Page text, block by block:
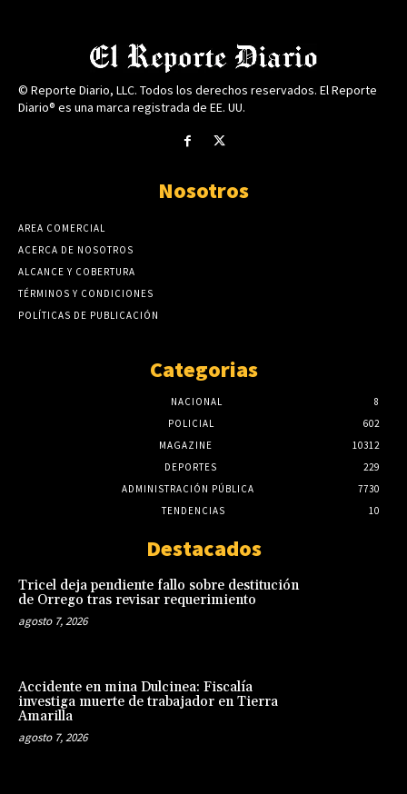
© Reporte Diario, LLC. Todos los derechos reservados. El Reporte
Diario® es una marca registrada de EE. UU.
Nosotros
AREA COMERCIAL
ACERCA DE NOSOTROS
ALCANCE Y COBERTURA
TÉRMINOS Y CONDICIONES
POLÍTICAS DE PUBLICACIÓN
Categorias
NACIONAL
8
POLICIAL
602
MAGAZINE
10312
DEPORTES
229
ADMINISTRACIÓN PÚBLICA
7730
TENDENCIAS
10
Destacados
Tricel deja pendiente fallo sobre destitución
de Orrego tras revisar requerimiento
agosto 7, 2026
Accidente en mina Dulcinea: Fiscalía
investiga muerte de trabajador en Tierra
Amarilla
agosto 7, 2026